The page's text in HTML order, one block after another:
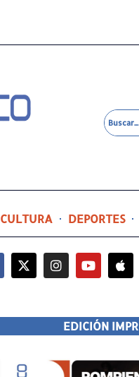
CULTURA DEPORTES
6 horas ago
EDICIÓN